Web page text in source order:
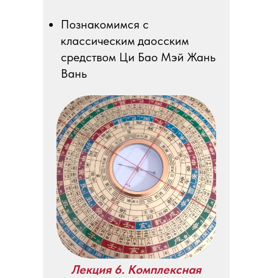
Лекция 6. Комплексная
Познакомимся с
классическим даосским
средством Ци Бао Мэй Жань
Вань